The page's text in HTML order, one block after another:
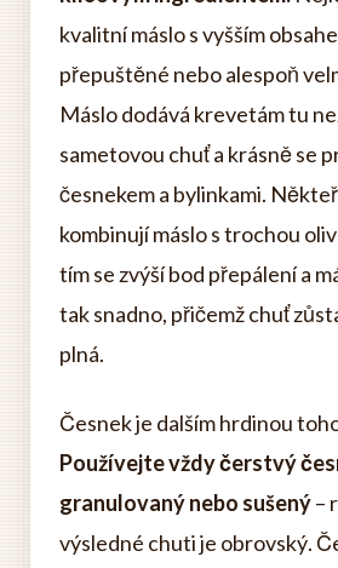
kvalitní máslo s vyšším
přepuštěné nebo alespoň
Máslo dodává krevetám tu
sametovou chuť a krásně se
česnekem a bylinkami.
kombinují máslo s trochou
tím se zvýší bod přepálení a
tak snadno, přičemž chuť
plná.
Česnek je dalším hrdinou
Používejte vždy čerstvý
granulovaný nebo sušený–
výsledné chuti je obrovský.